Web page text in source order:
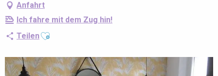
Anfahrt
Ich fahre mit dem Zug hin!
TeilenAjouter aux favoris